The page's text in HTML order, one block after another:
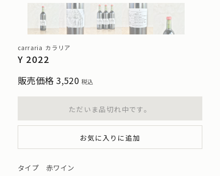
carraria カラリア
Y 2022
販売価格 3,520 税込
ただいま品切れ中です。
お気に入りに追加
タイプ 赤ワイン